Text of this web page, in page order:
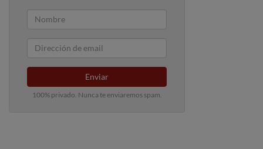
Enviar
100% privado. Nunca te enviaremos spam.